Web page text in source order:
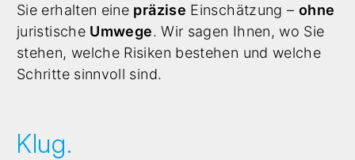
Sie erhalten eine präzise Einschätzung – ohne
juristische Umwege. Wir sagen Ihnen, wo Sie
stehen, welche Risiken bestehen und welche
Schritte sinnvoll sind.
Klug.